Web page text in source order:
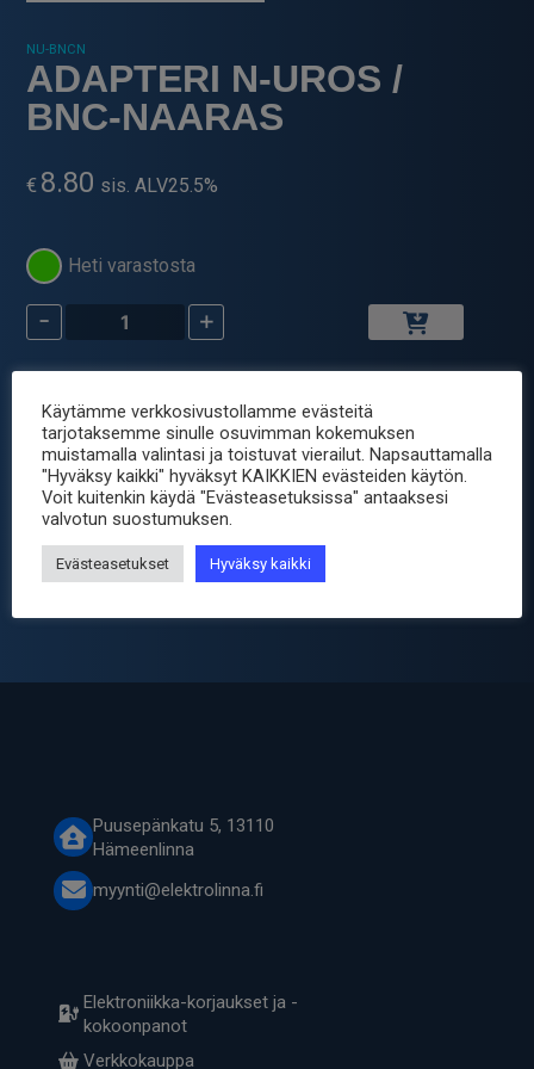
NU-BNCN
ADAPTERI N-UROS /
BNC-NAARAS
€ 8.80 sis. ALV25.5%
Heti varastosta
-
ADAPTERI
N-
UROS
BNC-
NAARAS
määrä
+
Osastot:Liittimet,RF adapterit,Sähkömekaniikka
Avainsana tuotteelleliitin
Tuotetiedot
Puusepänkatu 5, 13110
Hämeenlinna
myynti@elektrolinna.fi
Elektroniikka-korjaukset ja -
kokoonpanot
Verkkokauppa
Käytämme verkkosivustollamme evästeitä
tarjotaksemme sinulle osuvimman kokemuksen
muistamalla valintasi ja toistuvat vierailut. Napsauttamalla
"Hyväksy kaikki" hyväksyt KAIKKIEN evästeiden käytön.
Voit kuitenkin käydä "Evästeasetuksissa" antaaksesi
valvotun suostumuksen.
Evästeasetukset Hyväksy kaikki